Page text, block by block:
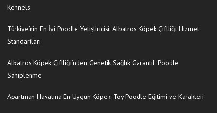
Kennels
Türkiye’nin En İyi Poodle Yetiştiricisi: Albatros Köpek Çiftliği Hizmet
Standartları
Albatros Köpek Çiftliği’nden Genetik Sağlık Garantili Poodle
Sahiplenme
Apartman Hayatına En Uygun Köpek: Toy Poodle Eğitimi ve Karakteri